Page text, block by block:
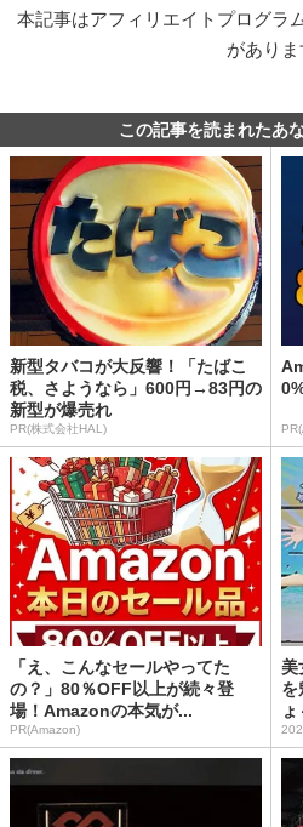
本記事はアフィリエイトプログラ
がありま
この記事を読まれたあ
新型タバコが大反響！「たばこ
税、さようなら」600円→83円の
新型が爆売れ
PR(株式会社HAL)
「え、こんなセールやってた
の？」80％OFF以上が続々登
場！Amazonの本気が...
PR(Amazon)
美
を